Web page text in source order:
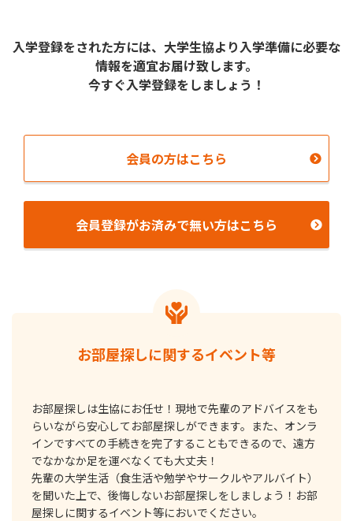
⼊学登録をされた⽅には、⼤学⽣協より⼊学準備に必要な
情報を適宜お届け致します。
今すぐ入学登録をしましょう！
会員の⽅はこちら
会員登録がお済みで無い⽅はこちら
お部屋探しに関するイベント等
お部屋探しは生協にお任せ！現地で先輩のアドバイスをも
らいながら安心してお部屋探しができます。また、オンラ
インですべての手続きを完了することもできるので、遠方
でなかなか足を運べなくても大丈夫！
先輩の⼤学⽣活（⾷⽣活や勉学やサークルやアルバイト）
を聞いた上で、後悔しないお部屋探しをしましょう！お部
屋探しに関するイベント等においでください。